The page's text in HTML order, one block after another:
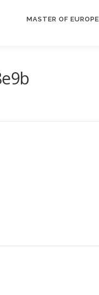
MASTER OF EUROPE